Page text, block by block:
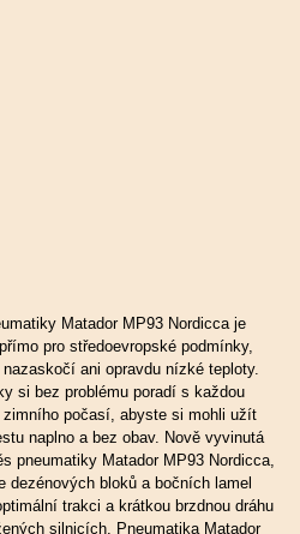
Matador MP93 Nordicca je
pro středoevropské podmínky,
ani opravdu nízké teploty.
si bez problému poradí s každou
zimního počasí, abyste si mohli užít
naplno a bez obav. Nově vyvinutá
pneumatiky Matador MP93 Nordicca,
dezénových bloků a bočních lamel
trakci a krátkou brzdnou dráhu
silnicích. Pneumatika Matador